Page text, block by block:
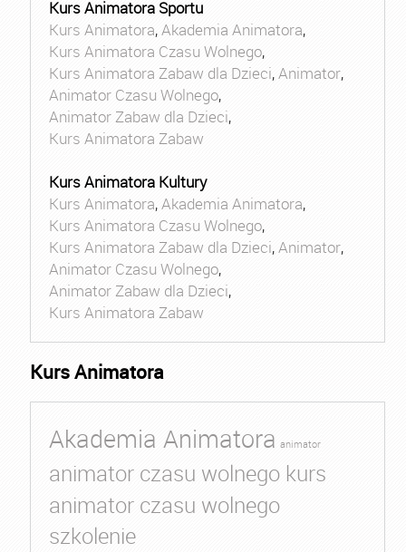
Kurs Animatora Sportu
Kurs Animatora,Akademia Animatora,
Kurs Animatora Czasu Wolnego,
Kurs Animatora Zabaw dla Dzieci,Animator,
Animator Czasu Wolnego,
Animator Zabaw dla Dzieci,
Kurs Animatora Zabaw
Kurs Animatora Kultury
Kurs Animatora,Akademia Animatora,
Kurs Animatora Czasu Wolnego,
Kurs Animatora Zabaw dla Dzieci,Animator,
Animator Czasu Wolnego,
Animator Zabaw dla Dzieci,
Kurs Animatora Zabaw
Kurs Animatora
Akademia Animatora animator
animator czasu wolnego kurs
animator czasu wolnego
szkolenie